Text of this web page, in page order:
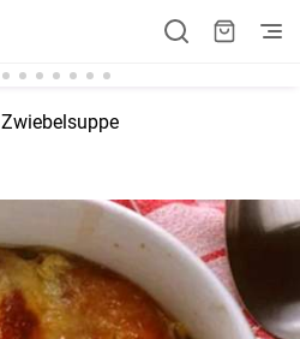
Zwiebelsuppe